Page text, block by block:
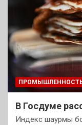
В Госдуме
Индекс шаурмы